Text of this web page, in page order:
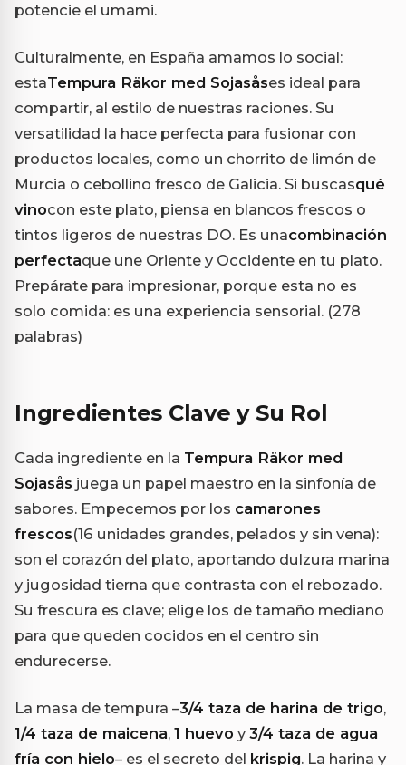
potencie el umami.
Culturalmente, en España amamos lo social:
estaTempura Räkor med Sojasåses ideal para
compartir, al estilo de nuestras raciones. Su
versatilidad la hace perfecta para fusionar con
productos locales, como un chorrito de limón de
Murcia o cebollino fresco de Galicia. Si buscasqué
vinocon este plato, piensa en blancos frescos o
tintos ligeros de nuestras DO. Es unacombinación
perfectaque une Oriente y Occidente en tu plato.
Prepárate para impresionar, porque esta no es
solo comida: es una experiencia sensorial. (278
palabras)
Ingredientes Clave y Su Rol
Cada ingrediente en la Tempura Räkor med
Sojasås juega un papel maestro en la sinfonía de
sabores. Empecemos por los camarones
frescos(16 unidades grandes, pelados y sin vena):
son el corazón del plato, aportando dulzura marina
y jugosidad tierna que contrasta con el rebozado.
Su frescura es clave; elige los de tamaño mediano
para que queden cocidos en el centro sin
endurecerse.
La masa de tempura –3/4 taza de harina de trigo,
1/4 taza de maicena, 1 huevo y 3/4 taza de agua
fría con hielo– es el secreto del krispig. La harina y